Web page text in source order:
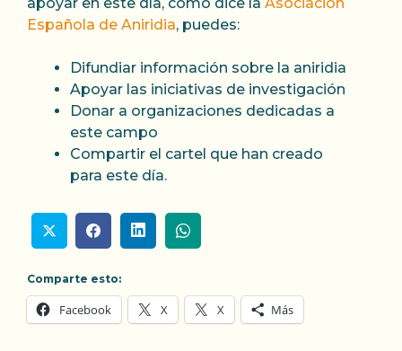
Española de Aniridia, puedes:
Difundiar información sobre la aniridia
Apoyar las iniciativas de investigación
Donar a organizaciones dedicadas a
este campo
Compartir el cartel que han creado
para este día.
Comparte esto:
Facebook X X Más